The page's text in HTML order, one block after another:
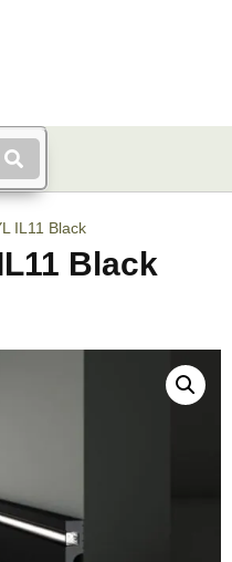
IL11 Black
Black